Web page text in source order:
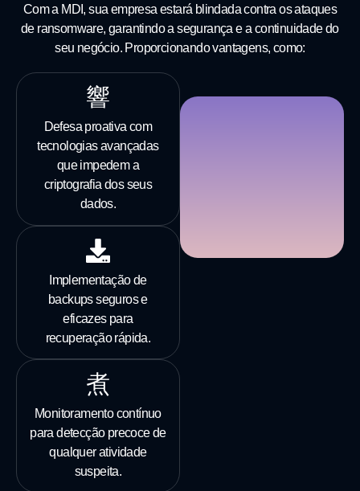
Com a MDI, sua empresa estará blindada contra os ataques
de ransomware, garantindo a segurança e a continuidade do
seu negócio. Proporcionando vantagens, como:
Defesa proativa com
tecnologias avançadas
que impedem a
criptografia dos seus
dados.
Implementação de
backups seguros e
eficazes para
recuperação rápida.
Monitoramento contínuo
para detecção precoce de
qualquer atividade
suspeita.